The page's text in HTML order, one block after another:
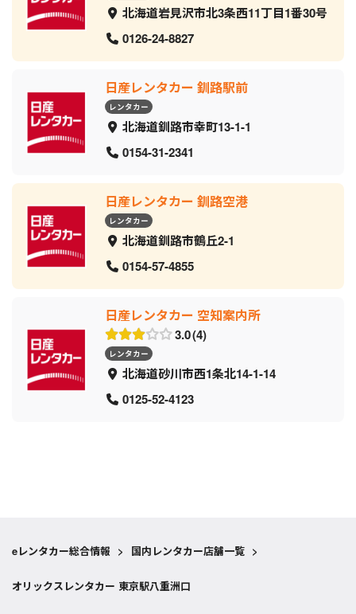
北海道岩見沢市北3条西11丁目1番30号
0126-24-8827
日産レンタカー 釧路駅前
レンタカー
北海道釧路市幸町13-1-1
0154-31-2341
日産レンタカー 釧路空港
レンタカー
北海道釧路市鶴丘2-1
0154-57-4855
日産レンタカー 空知案内所
3.0 4
レンタカー
北海道砂川市西1条北14-1-14
0125-52-4123
eレンタカー総合情報 > 国内レンタカー店舗一覧 >
オリックスレンタカー 東京駅八重洲口